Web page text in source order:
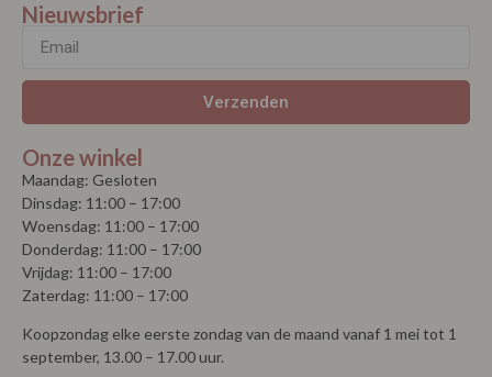
Nieuwsbrief
Verzenden
Onze winkel
Maandag: Gesloten
Dinsdag: 11:00 – 17:00
Woensdag: 11:00 – 17:00
Donderdag: 11:00 – 17:00
Vrijdag: 11:00 – 17:00
Zaterdag: 11:00 – 17:00
Koopzondag elke eerste zondag van de maand vanaf 1 mei tot 1
september, 13.00 – 17.00 uur.